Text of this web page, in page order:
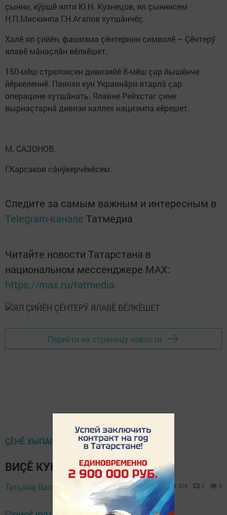
çынни, кӳршӗ ялти Ю.Н. Кузнецов, ял çыннисем
Н.П.Мискинпа Г.Н.Агапов хутшăнчӗç.
Халӗ ял çийӗн, фашизма çӗнтернин символӗ – Çӗнтерӳ
ялавӗ мăнаçлăн вӗлкӗшет.
150-мӗш стрелоксен дивизийӗ 8-мӗш çар йышӗнче
йӗркеленнӗ. Паянхи кун Украинăри ятарлă çар
операцине хутшăнать. Ялавне Рейхстаг çине
вырнаçтарнă дивизи каллех нацизмпа кӗрешет.
М. САЗОНОВ.
Г.Карсаков сăнӳкерчӗкӗсем.
Следите за самым важным и интересным в
Telegram-канале Татмедиа
Читайте новости Татарстана в
национальном мессенджере MАХ:
https://max.ru/tatmedia
Перейти на страницу новости
ÇӖНӖ ХЫПАРСЕМ
ВИÇӖ КУН НУМАЙ-И? ÇУК
Татьяна Васильева,
4 September 2022 -
08:39
528 0 0